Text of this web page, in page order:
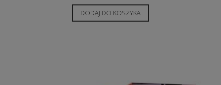
DODAJ DO KOSZYKA